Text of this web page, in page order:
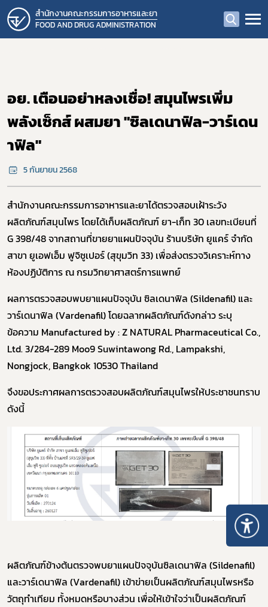
สำนักงานคณะกรรมการอาหารและยา
FOOD AND DRUG ADMINISTRATION
อย. เตือนอย่าหลงเชื่อ! สมุนไพรเพิ่ม
พลังเซ็กส์ ผสมยา "ซิลเดนาฟิล-วาร์เดน
าฟิล"
5 กันยายน 2568
สำนักงานคณะกรรมการอาหารและยาได้ตรวจสอบเฝ้าระวัง
ผลิตภัณฑ์สมุนไพร โดยได้เก็บผลิตภัณฑ์ ยา-เก็ท 30 เลขทะเบียนที่
G398/48 จากสถานที่ขายยาแผนปัจจุบัน ร้านบริษัท ยูแคร์ จำกัด
สาขา ยูเอฟเอ็ม ฟูจิซูเปอร์ (สุขุมวิท 33) เพื่อส่งตรวจวิเคราะห์ทาง
ห้องปฏิบัติการ ณ กรมวิทยาศาสตร์การแพทย์
ผลการตรวจสอบพบยาแผนปัจจุบัน ซิลเดนาฟิล (Sildenafil) และ
วาร์เดนาฟิล (Vardenafil)โดยฉลากผลิตภัณฑ์ดังกล่าว ระบุ
ข้อความ Manufactured by : Z NATURAL Pharmaceutical Co.,
Ltd. 3/284-289 Moo9 Suwintawong Rd., Lampakshi,
Nongjock, Bangkok 10530 Thailand
จึงขอประกาศผลการตรวจสอบผลิตภัณฑ์สมุนไพรให้ประชาชนทราบ
ดังนี้
ผลิตภัณฑ์ข้างต้นตรวจพบยาแผนปัจจุบันซิลเดนาฟิล (Sildenafil)
และวาร์เดนาฟิล (Vardenafil) เข้าข่ายเป็นผลิตภัณฑ์สมุนไพรหรือ
วัตถุทำเทียม ทั้งหมดหรือบางส่วน เพื่อให้เข้าใจว่าเป็นผลิตภัณฑ์